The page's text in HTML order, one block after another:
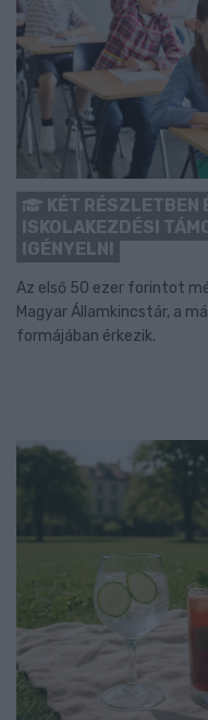
KÉT RÉSZLETBEN
ISKOLAKEZDÉSI
IGÉNYELNI
Az első 50 ezer forintot
Magyar Államkincstár, a
formájában érkezik.